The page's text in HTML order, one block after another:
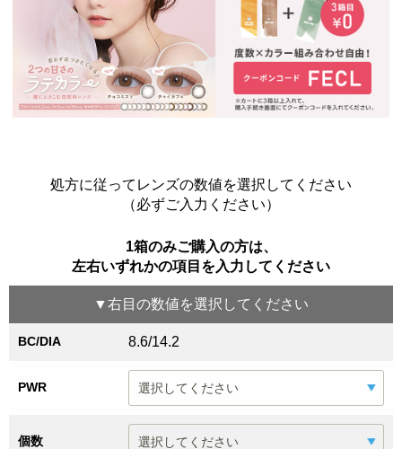
処方に従ってレンズの数値を選択してください
（必ずご入力ください）
1箱のみご購入の方は、
左右いずれかの項目を入力してください
▼右目 の数値を選択してください
BC/DIA 8.6/14.2
PWR
個数